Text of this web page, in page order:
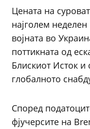
Цената на
најголем
војната во
поттикната од
Блискиот Исток и
глобалното
Според
фјучерсите на